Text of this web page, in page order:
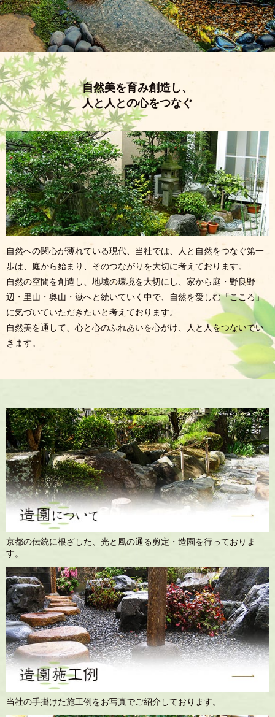
自然美を育み創造し、
人と人との心をつなぐ
自然への関心が薄れている現代、当社では、人と自然をつなぐ第一
歩は、庭から始まり、そのつながりを大切に考えております。
自然の空間を創造し、地域の環境を大切にし、家から庭・野良野
辺・里山・奥山・嶽へと続いていく中で、自然を愛しむ「こころ」
に気づいていただきたいと考えております。
自然美を通して、心と心のふれあいを心がけ、人と人をつないでい
きます。
京都の伝統に根ざした、光と風の通る剪定・造園を行っておりま
す。
当社の手掛けた施工例をお写真でご紹介しております。